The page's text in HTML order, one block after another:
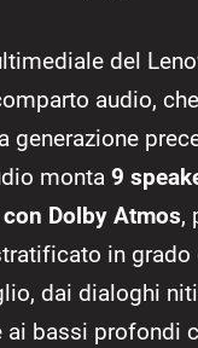
del
audio,
generazione
monta 9
Dolby Atmos,
in grado
dai dialoghi
ai bassi profondi